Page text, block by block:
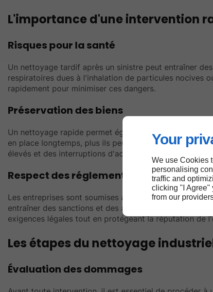
Your
We use Cookies
personalising
traffic and
clicking "I Agree"
from our
L'importance d'une intervention
Risques pour la santé
Un nettoyage tardif après un sinistre peut entraîner
respiratoires dues à l'inhalation de particules nocives
rapidement pour minimiser ces dangers.
Préservation des biens
Un nettoyage rapide permet également de réduire les
en place longtemps, plus ils peuvent causer de
élevés et des interruptions d'activité prolongées.
Respect des réglementations
Les entreprises sont soumises à des normes strictes
entraîner des sanctions et des amendes. Une
exigences légales tout en protégeant la réputation de
Les étapes du nettoyage
Évaluation des dommages